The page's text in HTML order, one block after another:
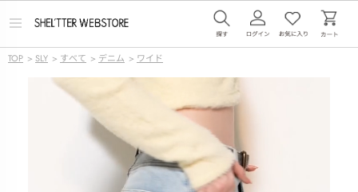
メ
ー
TOP > SLY > すべて > デニム > ワイド